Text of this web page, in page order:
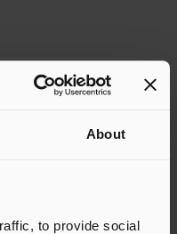
About
to provide social
Tyskland Global
Deutsch Français